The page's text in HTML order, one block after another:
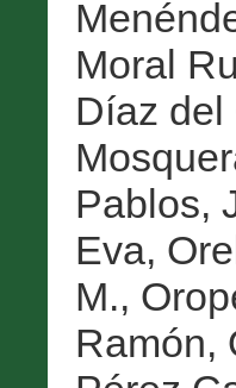
Moral
Díaz del
Pablos,
Eva,
M.,
Ramón,